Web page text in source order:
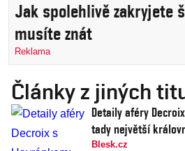
Jak spolehlivě zakryjete
musíte znát
Reklama
Články z jiných
Detaily aféry
tady největší
Blesk.cz